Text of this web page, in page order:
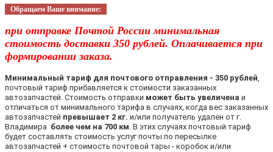
Обращаем Ваше внимание:
при отправке Почтой России минимальная
стоимость доставки 350 рублей. Оплачивается при
формировании заказа.
Минимальный тариф для почтового отправления - 350 рублей
почтовый тариф прибавляется к стоимости заказанных
автозапчастей. Стоимость отправки может быть увеличена и
отличаться от минимального тарифа в случаях, когда вес заказанных
автозапчастей превышает 2 кг. и/или получатель удален от г.
Владимира более чем на 700 км . В этих случаях почтовый тариф
будет составлять стоимость услуг почты по пересылке
автозапчастей + стоимость почтовой тары - коробок и/или